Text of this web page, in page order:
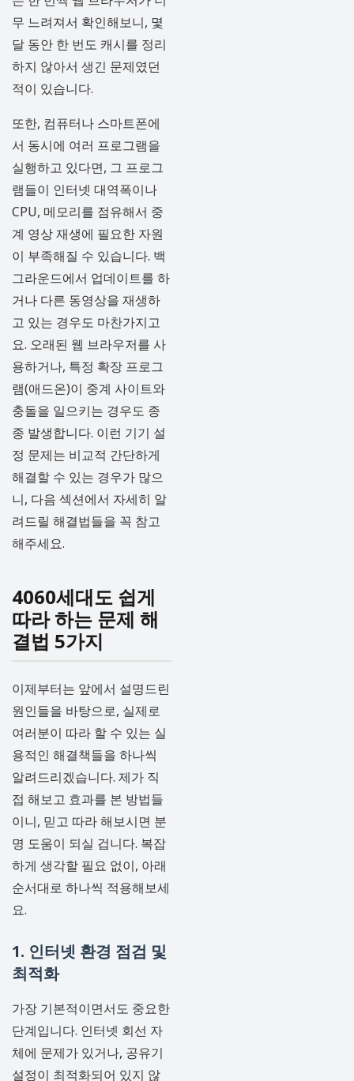
무 느려져서 확인해보니, 몇
달 동안 한 번도 캐시를 정리
하지 않아서 생긴 문제였던
적이 있습니다.
또한, 컴퓨터나 스마트폰에
서 동시에 여러 프로그램을
실행하고 있다면, 그 프로그
램들이 인터넷 대역폭이나
CPU, 메모리를 점유해서 중
계 영상 재생에 필요한 자원
이 부족해질 수 있습니다. 백
그라운드에서 업데이트를 하
거나 다른 동영상을 재생하
고 있는 경우도 마찬가지고
요. 오래된 웹 브라우저를 사
용하거나, 특정 확장 프로그
램(애드온)이 중계 사이트와
충돌을 일으키는 경우도 종
종 발생합니다. 이런 기기 설
정 문제는 비교적 간단하게
해결할 수 있는 경우가 많으
니, 다음 섹션에서 자세히 알
려드릴 해결법들을 꼭 참고
해주세요.
4060세대도 쉽게
따라 하는 문제 해
결법 5가지
이제부터는 앞에서 설명드린
원인들을 바탕으로, 실제로
여러분이 따라 할 수 있는 실
용적인 해결책들을 하나씩
알려드리겠습니다. 제가 직
접 해보고 효과를 본 방법들
이니, 믿고 따라 해보시면 분
명 도움이 되실 겁니다. 복잡
하게 생각할 필요 없이, 아래
순서대로 하나씩 적용해보세
요.
1. 인터넷 환경 점검 및
최적화
가장 기본적이면서도 중요한
단계입니다. 인터넷 회선 자
체에 문제가 있거나, 공유기
설정이 최적화되어 있지 않